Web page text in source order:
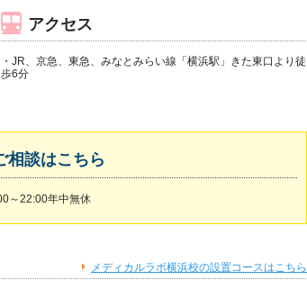
アクセス
・JR、京急、東急、みなとみらい線「横浜駅」きた東口より徒
歩6分
相談はこちら
～22:00年中無休
メディカルラボ横浜校の設置コースはこちら